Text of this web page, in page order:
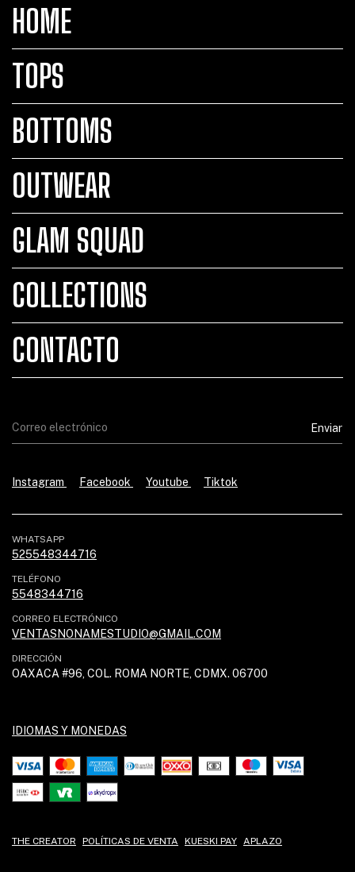
HOME
TOPS
BOTTOMS
OUTWEAR
GLAM SQUAD
COLLECTIONS
CONTACTO
Instagram Facebook Youtube Tiktok
WHATSAPP
525548344716
TELÉFONO
5548344716
CORREO ELECTRÓNICO
VENTASNONAMESTUDIO@GMAIL.COM
DIRECCIÓN
OAXACA #96, COL. ROMA NORTE, CDMX. 06700
IDIOMAS Y MONEDAS
THE CREATOR POLÍTICAS DE VENTA KUESKI PAY APLAZO